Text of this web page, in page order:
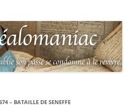
– BATAILLE DE SENEFFE